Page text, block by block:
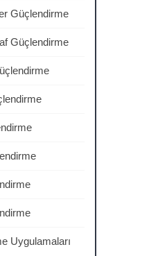
Güçlendirme
Güçlendirme
Uygulamaları